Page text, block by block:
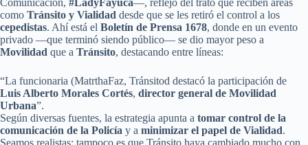
Comunicación, #LadyFayuca—, reflejo del trato que reciben áreas
como Tránsito y Vialidad desde que se les retiró el control a los
cepedistas. Ahí está el Boletín de Prensa 1678, donde en un evento
privado —que terminó siendo público— se dio mayor peso a
Movilidad que a Tránsito, destacando entre líneas:
“La funcionaria (MatrthaFaz, Tránsitod destacó la participación de
Luis Alberto Morales Cortés, director general de Movilidad
Urbana”.
Según diversas fuentes, la estrategia apunta a tomar control de la
comunicación de la Policía y a minimizar el papel de Vialidad.
Seamos realistas: tampoco es que Tránsito haya cambiado mucho con